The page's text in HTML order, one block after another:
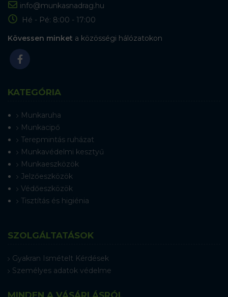
info@munkasnadrag.hu
Hé - Pé: 8:00 - 17:00
Kövessen minket a közösségi hálózatokon
KATEGÓRIA
Munkaruha
Munkacipő
Terepmintás ruházat
Munkavédelmi kesztyű
Munkaeszközök
Jelzőeszközök
Védőeszközök
Tisztítás és higiénia
SZOLGÁLTATÁSOK
Gyakran Ismételt Kérdések
Személyes adatok védelme
MINDEN A VÁSÁRLÁSRÓL